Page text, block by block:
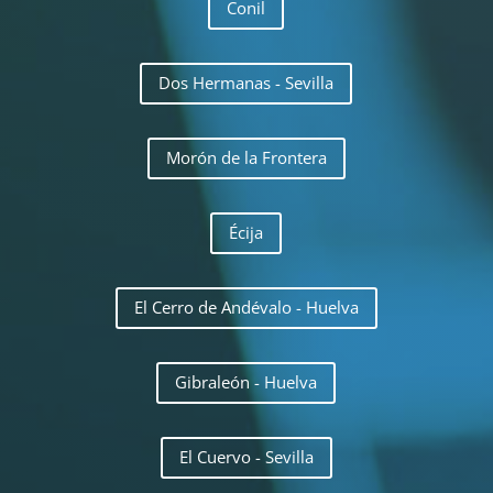
Conil
Dos Hermanas - Sevilla
Morón de la Frontera
Écija
El Cerro de Andévalo - Huelva
Gibraleón - Huelva
El Cuervo - Sevilla